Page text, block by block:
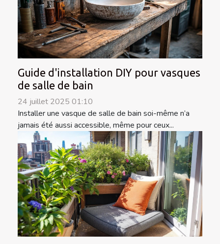
Guide d'installation DIY pour vasques
de salle de bain
24 juillet 2025 01:10
Installer une vasque de salle de bain soi-même n’a
jamais été aussi accessible, même pour ceux...